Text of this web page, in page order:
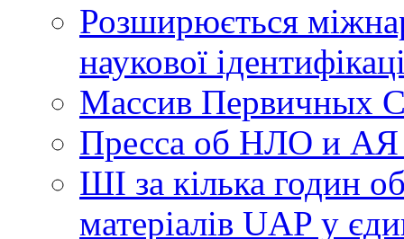
Розширюється
наукової
Массив Первичных
Пресса об НЛО и
ШІ за кілька годин
матеріалів UAP у